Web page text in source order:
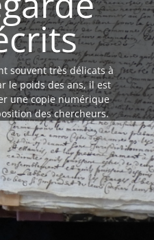
souvent très délicats à
le poids des ans, il est
une copie numérique
des chercheurs.